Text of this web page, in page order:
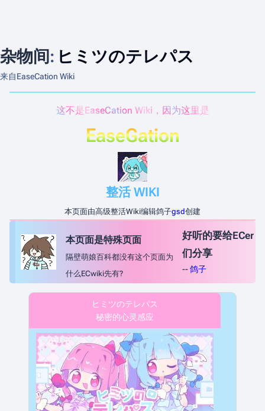
杂物间: ヒミツのテレパス
来自EaseCation Wiki
这不是EaseCation Wiki，因为这里是
EaseGation
整活 WIKI
本页面由高级整活Wiki编辑鸽子gsd创建
本页面是特殊页面
隔壁萌娘百科都没有这个页面为
什么ECwiki先有?
好听的要给ECer
们分享
--鸽子
ヒミツのテレパス
秘密的心灵感应